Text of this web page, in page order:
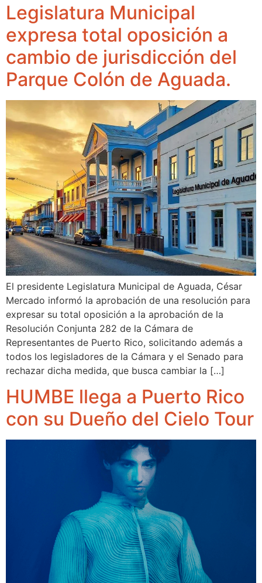
Legislatura Municipal
expresa total oposición a
cambio de jurisdicción del
Parque Colón de Aguada.
El presidente Legislatura Municipal de Aguada, César
Mercado informó la aprobación de una resolución para
expresar su total oposición a la aprobación de la
Resolución Conjunta 282 de la Cámara de
Representantes de Puerto Rico, solicitando además a
todos los legisladores de la Cámara y el Senado para
rechazar dicha medida, que busca cambiar la […]
HUMBE llega a Puerto Rico
con su Dueño del Cielo Tour